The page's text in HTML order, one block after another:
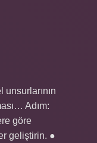
unsurlarının
Adım:
göre
geliştirin. ●